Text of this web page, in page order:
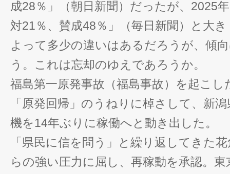
成28％」（朝日新聞）だったが、2025
対21％、賛成48％」（毎日新聞）と大
よって多少の違いはあるだろうが、傾
う。これは忘却のゆえであろうか。
福島第一原発事故（福島事故）を起こし
「原発回帰」のうねりに棹さして、新
機を14年ぶりに稼働へと動き出した。
「県民に信を問う」と繰り返してきた
らの強い圧力に屈し、再稼動を承認。